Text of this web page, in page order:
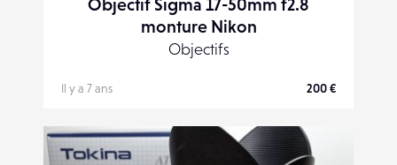
Objectif Sigma 17-50mm f2.8
monture Nikon
Objectifs
Il y a 7 ans 200 €